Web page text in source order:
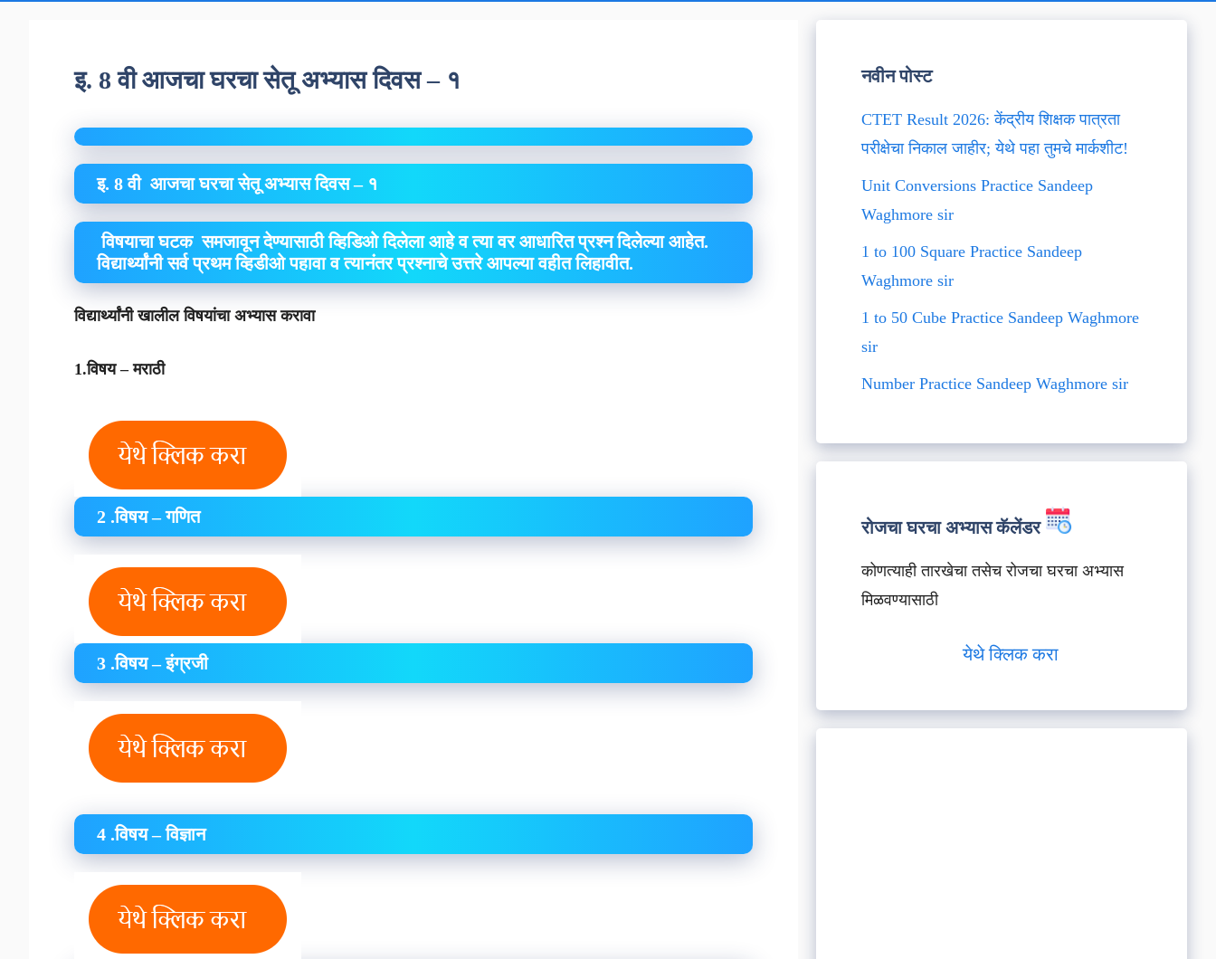
इ. 8 वी आजचा घरचा सेतू अभ्यास दिवस – १
इ. 8 वी आजचा घरचा सेतू अभ्यास दिवस – १
विषयाचा घटक समजावून देण्यासाठी व्हिडिओ दिलेला आहे व त्या वर आधारित प्रश्न दिलेल्या आहेत.
विद्यार्थ्यांनी सर्व प्रथम व्हिडीओ पहावा व त्यानंतर प्रश्नाचे उत्तरे आपल्या वहीत लिहावीत.
विद्यार्थ्यांनी खालील विषयांचा अभ्यास करावा
1.विषय – मराठी
2 .विषय – गणित
3 .विषय – इंग्रजी
4 .विषय – विज्ञान
नवीन पोस्ट
CTET Result 2026: केंद्रीय शिक्षक पात्रता
परीक्षेचा निकाल जाहीर; येथे पहा तुमचे मार्कशीट!
Unit Conversions Practice Sandeep
Waghmore sir
1 to 100 Square Practice Sandeep
Waghmore sir
1 to 50 Cube Practice Sandeep Waghmore
sir
Number Practice Sandeep Waghmore sir
रोजचा घरचा अभ्यास कॅलेंडर
कोणत्याही तारखेचा तसेच रोजचा घरचा अभ्यास
मिळवण्यासाठी
येथे क्लिक करा